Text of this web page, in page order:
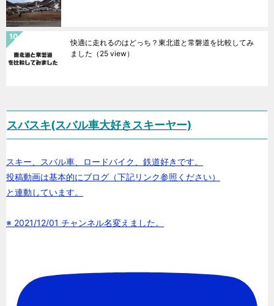
快適に走れるのはどっち？東北道と常磐道を比較してみ
ました （25 view）
スバスキ(スバル車大好きスキーヤー)
スキー、スバル車、ロードバイク、鉄道好きです。
投稿動画は基本的にブログ（下記リンク参照ください）
と連動しています。
※ 2021/12/01 チャンネル名変えました。